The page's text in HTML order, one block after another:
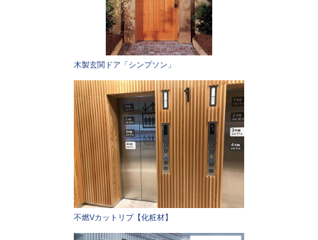
木製玄関ドア「シンプソン」
不燃Vカットリブ【化粧材】